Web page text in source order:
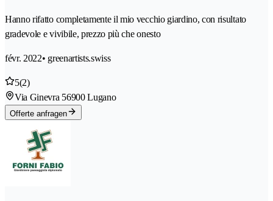
Hanno rifatto completamente il mio vecchio giardino, con risultato
gradevole e vivibile, prezzo più che onesto
févr. 2022• greenartists.swiss
5(2)
Via Ginevra 56900 Lugano
Offerte anfragen